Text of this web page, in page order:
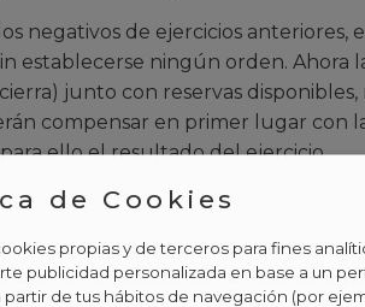
negativos de ejercicios anteriores,
establecerse ningún orden. Ahora
junto con reservas disponibles,
compensar en primer lugar con
ello el resultado del ejercicio.
ejercicios anteriores una
en el cálculo de la reserva
de Cookies
propias y de terceros para fines
publicidad personalizada en base a un
partir de tus hábitos de navegación (por